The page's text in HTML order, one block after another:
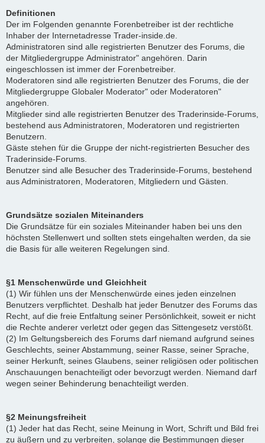
Definitionen
Der im Folgenden genannte Forenbetreiber ist der rechtliche
Inhaber der Internetadresse Trader-inside.de.
Administratoren sind alle registrierten Benutzer des Forums, die
der Mitgliedergruppe Administrator" angehören. Darin
eingeschlossen ist immer der Forenbetreiber.
Moderatoren sind alle registrierten Benutzer des Forums, die der
Mitgliedergruppe Globaler Moderator" oder Moderatoren"
angehören.
Mitglieder sind alle registrierten Benutzer des Traderinside-Forums,
bestehend aus Administratoren, Moderatoren und registrierten
Benutzern.
Gäste stehen für die Gruppe der nicht-registrierten Besucher des
Traderinside-Forums.
Benutzer sind alle Besucher des Traderinside-Forums, bestehend
aus Administratoren, Moderatoren, Mitgliedern und Gästen.
Grundsätze sozialen Miteinanders
Die Grundsätze für ein soziales Miteinander haben bei uns den
höchsten Stellenwert und sollten stets eingehalten werden, da sie
die Basis für alle weiteren Regelungen sind.
§1 Menschenwürde und Gleichheit
(1) Wir fühlen uns der Menschenwürde eines jeden einzelnen
Benutzers verpflichtet. Deshalb hat jeder Benutzer des Forums das
Recht, auf die freie Entfaltung seiner Persönlichkeit, soweit er nicht
die Rechte anderer verletzt oder gegen das Sittengesetz verstößt.
(2) Im Geltungsbereich des Forums darf niemand aufgrund seines
Geschlechts, seiner Abstammung, seiner Rasse, seiner Sprache,
seiner Herkunft, seines Glaubens, seiner religiösen oder politischen
Anschauungen benachteiligt oder bevorzugt werden. Niemand darf
wegen seiner Behinderung benachteiligt werden.
§2 Meinungsfreiheit
(1) Jeder hat das Recht, seine Meinung in Wort, Schrift und Bild frei
zu äußern und zu verbreiten, solange die Bestimmungen dieser